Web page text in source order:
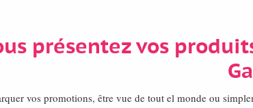
présentez vos
vos promotions, être vue de tout el monde ou